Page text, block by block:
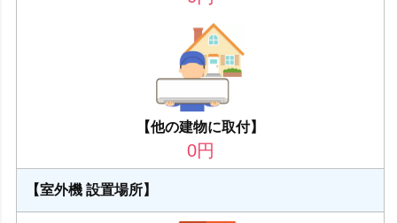
【他の建物に取付】
0円
【室外機 設置場所】